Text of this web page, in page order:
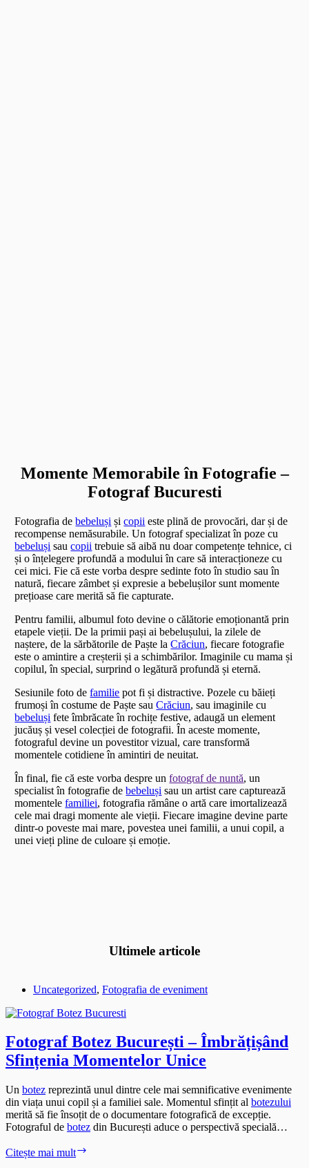
Momente Memorabile în Fotografie –
Fotograf Bucuresti
Fotografia debebeluși șicopii este plină de provocări, dar și de
recompense nemăsurabile. Un fotograf specializat în poze cu
bebeluși saucopii trebuie să aibă nu doar competențe tehnice, ci
și o înțelegere profundă a modului în care să interacționeze cu
cei mici. Fie că este vorba despre sedinte foto în studio sau în
natură, fiecare zâmbet și expresie a bebelușilor sunt momente
prețioase care merită să fie capturate.
Pentru familii, albumul foto devine o călătorie emoționantă prin
etapele vieții. De la primii pași ai bebelușului, la zilele de
naștere, de la sărbătorile de Paște laCrăciun, fiecare fotografie
este o amintire a creșterii și a schimbărilor. Imaginile cu mama și
copilul, în special, surprind o legătură profundă și eternă.
Sesiunile foto defamilie pot fi și distractive. Pozele cu băieți
frumoși în costume de Paște sauCrăciun, sau imaginile cu
bebeluși fete îmbrăcate în rochițe festive, adaugă un element
jucăuș și vesel colecției de fotografii. În aceste momente,
fotograful devine un povestitor vizual, care transformă
momentele cotidiene în amintiri de neuitat.
În final, fie că este vorba despre unfotograf de nuntă, un
specialist în fotografie debebeluși sau un artist care capturează
momentelefamiliei, fotografia rămâne o artă care imortalizează
cele mai dragi momente ale vieții. Fiecare imagine devine parte
dintr-o poveste mai mare, povestea unei familii, a unui copil, a
unei vieți pline de culoare și emoție.
Ultimele articole
Uncategorized, Fotografia de eveniment
Fotograf Botez București – Îmbrățișând
Sfințenia Momentelor Unice
Un botez reprezintă unul dintre cele mai semnificative evenimente
din viața unui copil și a familiei sale. Momentul sfințit al botezului
merită să fie însoțit de o documentare fotografică de excepție.
Fotograful de botez din București aduce o perspectivă specială…
Citește mai mult